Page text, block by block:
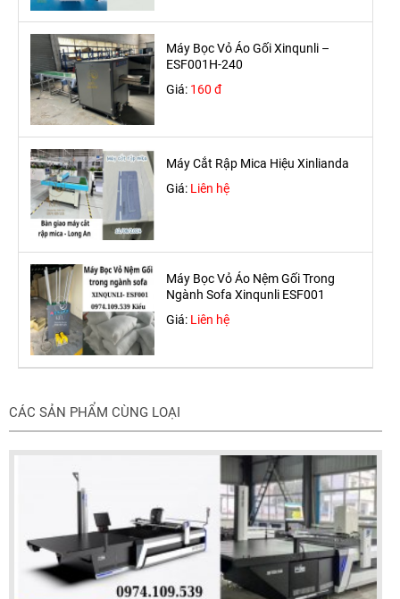
Máy Bọc Vỏ Áo Gối Xinqunli –
ESF001H-240
Giá: 160 đ
Máy Cắt Rập Mica Hiệu Xinlianda
Giá: Liên hệ
Máy Bọc Vỏ Áo Nệm Gối Trong
Ngành Sofa Xinqunli ESF001
Giá: Liên hệ
CÁC SẢN PHẨM CÙNG LOẠI